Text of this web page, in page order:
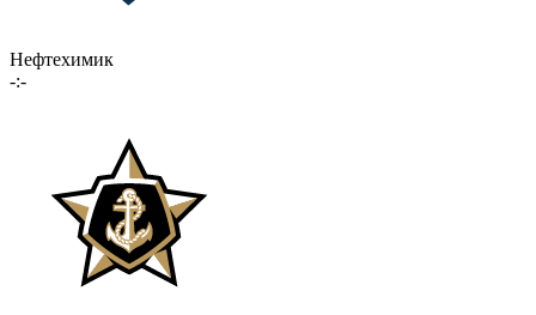
Нефтехимик
-:-